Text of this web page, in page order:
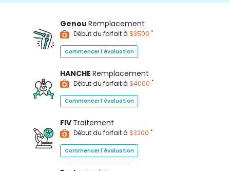
Genou Remplacement
Début du forfait à $3500 *
Commencer l'évaluation
HANCHE Remplacement
Début du forfait à $4000 *
Commencer l'évaluation
FIV Traitement
Début du forfait à $3200 *
Commencer l'évaluation